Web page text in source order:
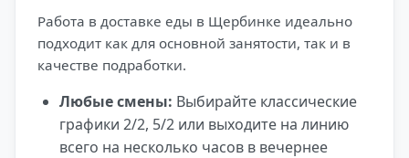
Работа в доставке еды в Щербинке идеально
подходит как для основной занятости, так и в
качестве подработки.
Любые смены: Выбирайте классические
графики 2/2, 5/2 или выходите на линию
всего на несколько часов в вечернее